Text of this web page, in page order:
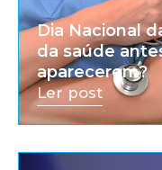
Dia Nacional
da saúde
aparecerem?
Ler post